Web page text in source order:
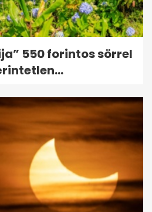
550 forintos sörrel